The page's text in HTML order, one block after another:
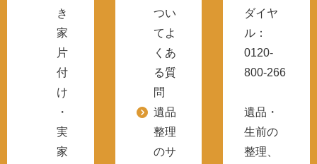
き
家
片
付
け
・
実
家
つい
てよ
くあ
る質
問
遺品
整理
のサ
ダイヤ
ル：
0120-
800-266
遺品・
生前の
整理、